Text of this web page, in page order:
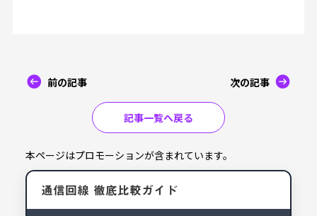
前の記事
記事一覧へ戻る
次の記事
本ページはプロモーションが含まれています。
通信回線 徹底比較ガイド